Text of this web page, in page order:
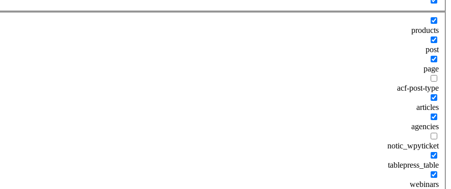
products
post
page
acf-post-type
articles
agencies
notic_wpyticket
tablepress_table
webinars